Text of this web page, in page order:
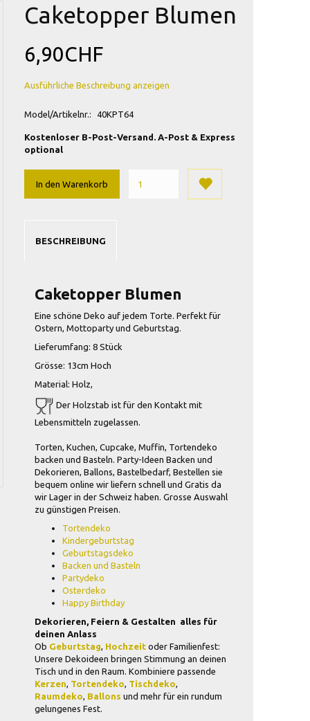
Caketopper Blumen
6,90CHF
Ausführliche Beschreibung anzeigen
Model/Artikelnr.: 40KPT64
Kostenloser B-Post-Versand. A-Post & Express
optional
In den Warenkorb
BESCHREIBUNG
Caketopper Blumen
Eine schöne Deko auf jedem Torte. Perfekt für
Ostern, Mottoparty und Geburtstag.
Lieferumfang: 8 Stück
Grösse: 13cm Hoch
Material: Holz,
Der Holzstab ist für den Kontakt mit
Lebensmitteln zugelassen.
Torten, Kuchen, Cupcake, Muffin, Tortendeko
backen und Basteln. Party-Ideen Backen und
Dekorieren, Ballons, Bastelbedarf, Bestellen sie
bequem online wir liefern schnell und Gratis da
wir Lager in der Schweiz haben. Grosse Auswahl
zu günstigen Preisen.
Tortendeko
Kindergeburtstag
Geburtstagsdeko
Backen und Basteln
Partydeko
Osterdeko
Happy Birthday
Dekorieren, Feiern & Gestalten  alles für
deinen Anlass
Ob Geburtstag Hochzeitoder Familienfest:
Unsere Dekoideen bringen Stimmung an deinen
Tisch und in den Raum. Kombiniere passende
Kerzen Tortendeko Tischdeko
Raumdeko Ballons und mehr für ein rundum
gelungenes Fest.